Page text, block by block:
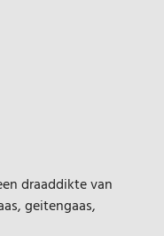
draaddikte van
geitengaas,